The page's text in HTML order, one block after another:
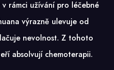
rámci užívání pro léčebné
výrazně ulevuje od
nevolnost. Z tohoto
absolvují chemoterapii.